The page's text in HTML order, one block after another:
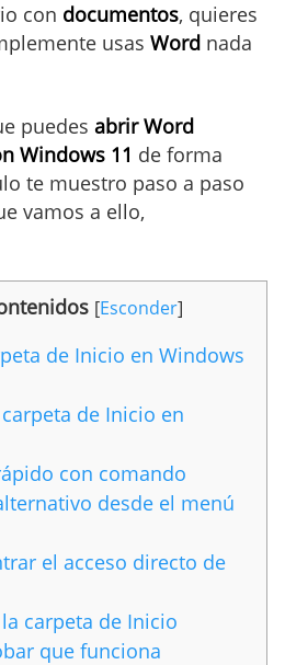
con documentos, quieres
usas Word nada
puedes abrir Word
Windows 11 de forma
te muestro paso a paso
vamos a ello,
[Esconder]
de Inicio en Windows
de Inicio en
con comando
desde el menú
el acceso directo de
carpeta de Inicio
que funciona